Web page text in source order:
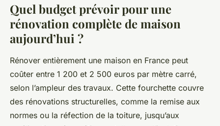
Quel budget prévoir pour une
rénovation complète de maison
aujourd’hui ?
Rénover entièrement une maison en France peut
coûter entre 1 200 et 2 500 euros par mètre carré,
selon l’ampleur des travaux. Cette fourchette couvre
des rénovations structurelles, comme la remise aux
normes ou la réfection de la toiture, jusqu’aux